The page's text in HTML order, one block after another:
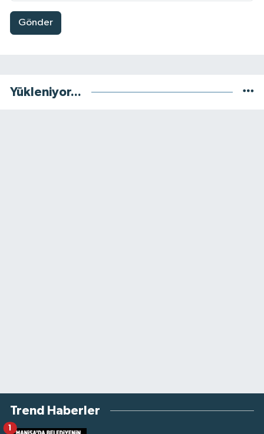
Gönder
Yükleniyor...
Trend Haberler
1